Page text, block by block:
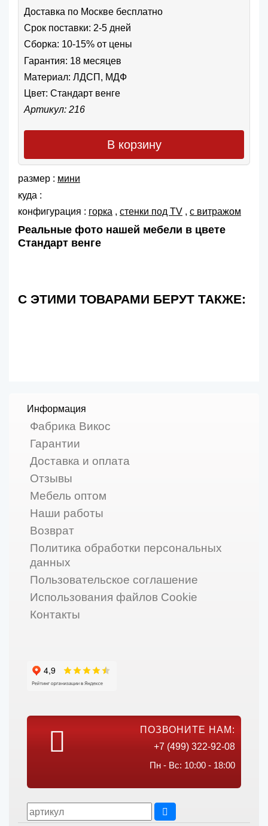
Доставка по Москве бесплатно
Срок поставки: 2-5 дней
Сборка: 10-15% от цены
Гарантия: 18 месяцев
Материал: ЛДСП, МДФ
Цвет: Стандарт венге
Артикул: 216
В корзину
размер : мини
куда :
конфигурация : горка , cтенки под TV , с витражом
Реальные фото нашей мебели в цвете
Стандарт венге
С ЭТИМИ ТОВАРАМИ БЕРУТ ТАКЖЕ:
Информация
Фабрика Викос
Гарантии
Доставка и оплата
Отзывы
Мебель оптом
Наши работы
Возврат
Политика обработки персональных
данных
Пользовательское соглашение
Использования файлов Cookie
Контакты
ПОЗВОНИТЕ НАМ:
+7 (499) 322-92-08
Пн - Вс: 10:00 - 18:00